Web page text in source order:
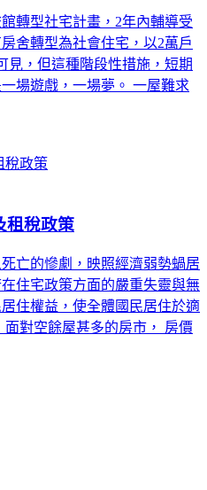
轉型社宅計畫，2年內輔導受
舍轉型為社會住宅，以2萬戶
見，但這種階段性措施，短期
場遊戲，一場夢。 一屋難求
租稅政策
亡的慘劇，映照經濟弱勢蝸居
住宅政策方面的嚴重失靈與無
住權益，使全體國民居住於適
對空餘屋甚多的房市， 房價